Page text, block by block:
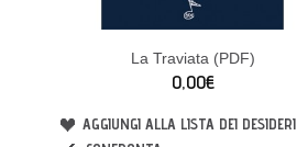
La Traviata (PDF)
0,00€
AGGIUNGI ALLA LISTA DEI DESIDERI